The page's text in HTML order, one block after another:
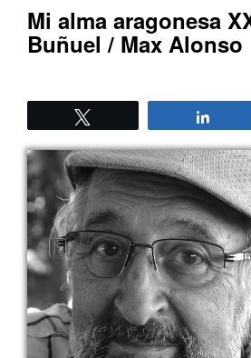
Mi alma aragonesa
Buñuel / Max Alonso